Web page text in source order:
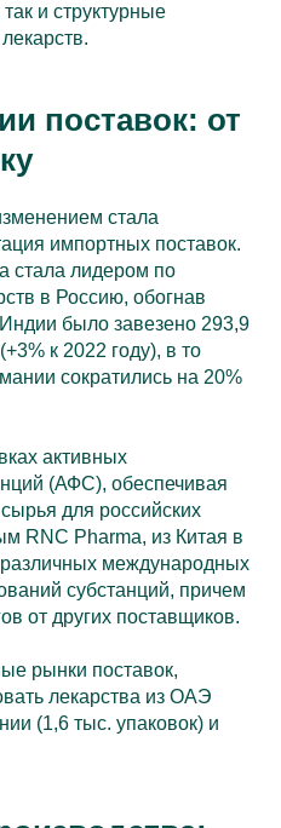
и структурные
поставок: от
стала
импортных поставок.
стала лидером по
в Россию, обогнав
было завезено 293,9
к 2022 году), в то
сократились на 20%
активных
(АФС), обеспечивая
для российских
RNC Pharma, из Китая в
международных
субстанций, причем
от других поставщиков.
рынки поставок,
лекарства из ОАЭ
(1,6 тыс. упаковок) и